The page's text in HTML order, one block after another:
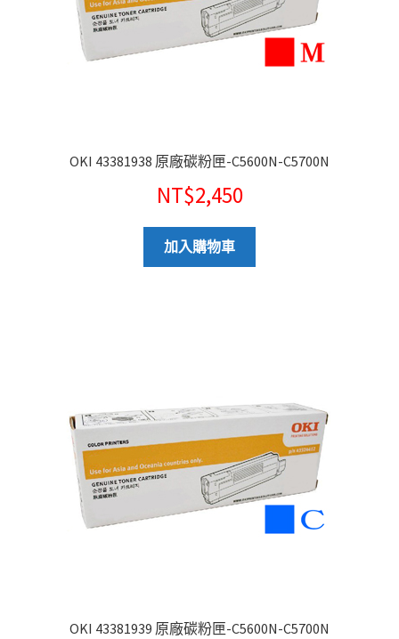
OKI 43381938 原廠碳粉匣-C5600N-C5700N
NT$2,450
加入購物車
OKI 43381939 原廠碳粉匣-C5600N-C5700N